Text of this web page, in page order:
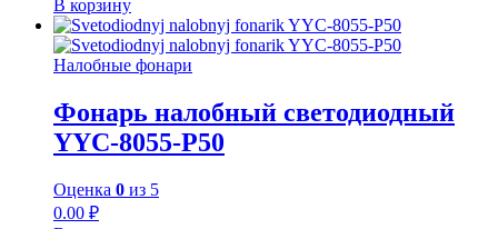
В корзину
Налобные фонари
Фонарь налобный светодиодный
YYC-8055-P50
Оценка 0 из 5
0.00 ₽